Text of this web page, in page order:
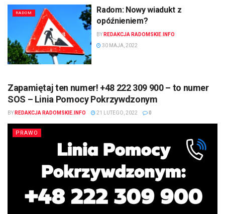
RADOM
Radom: Nowy wiadukt z
opóźnieniem?
BY REDAKCJA RADOMSKIE.INFO
30 MAJA, 2022
Zapamiętaj ten numer! +48 222 309 900 – to numer
SOS – Linia Pomocy Pokrzywdzonym
BY REDAKCJA RADOMSKIE.INFO 21 LUTEGO, 2022 0
PRAWO